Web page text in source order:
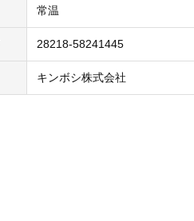
常温
28218-58241445
キンボシ株式会社